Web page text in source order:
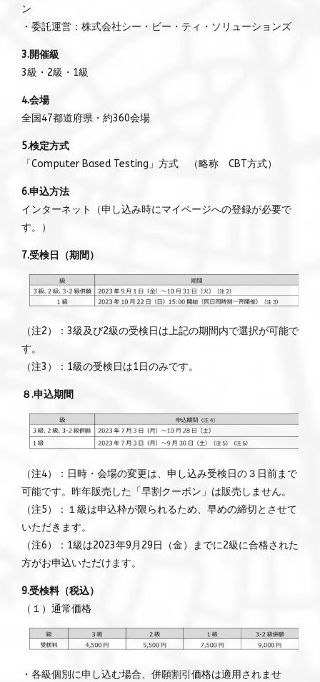
ン
・委託運営：株式会社シー・ビー・ティ・ソリューションズ
3.開催級
3級・2級・1級
4.会場
全国47都道府県・約360会場
5.検定方式
「Computer Based Testing」方式 （略称 CBT方式）
6.申込方法
インターネット（申し込み時にマイページへの登録が必要で
す。）
7.受検日（期間）
（注2）：3級及び2級の受検日は上記の期間内で選択が可能で
す。
（注3）：1級の受検日は1日のみです。
８.申込期間
（注4）：日時・会場の変更は、申し込み受検日の３日前まで
可能です。昨年販売した「早割クーポン」は販売しません。
（注5）：１級は申込枠が限られるため、早めの締切とさせて
いただきます。
（注6）：1級は2023年9月29日（金）までに2級に合格された
方がお申込いただけます。
9.受検料（税込）
（１）通常価格
・各級個別に申し込む場合、併願割引価格は適用されませ